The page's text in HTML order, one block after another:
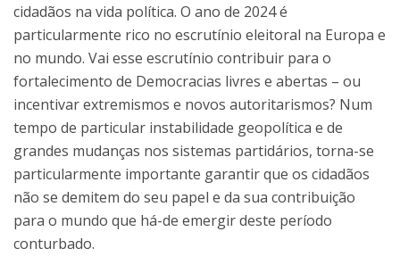
cidadãos na vida política. O ano de 2024 é
particularmente rico no escrutínio eleitoral na Europa e
no mundo. Vai esse escrutínio contribuir para o
fortalecimento de Democracias livres e abertas – ou
incentivar extremismos e novos autoritarismos? Num
tempo de particular instabilidade geopolítica e de
grandes mudanças nos sistemas partidários, torna-se
particularmente importante garantir que os cidadãos
não se demitem do seu papel e da sua contribuição
para o mundo que há-de emergir deste período
conturbado.